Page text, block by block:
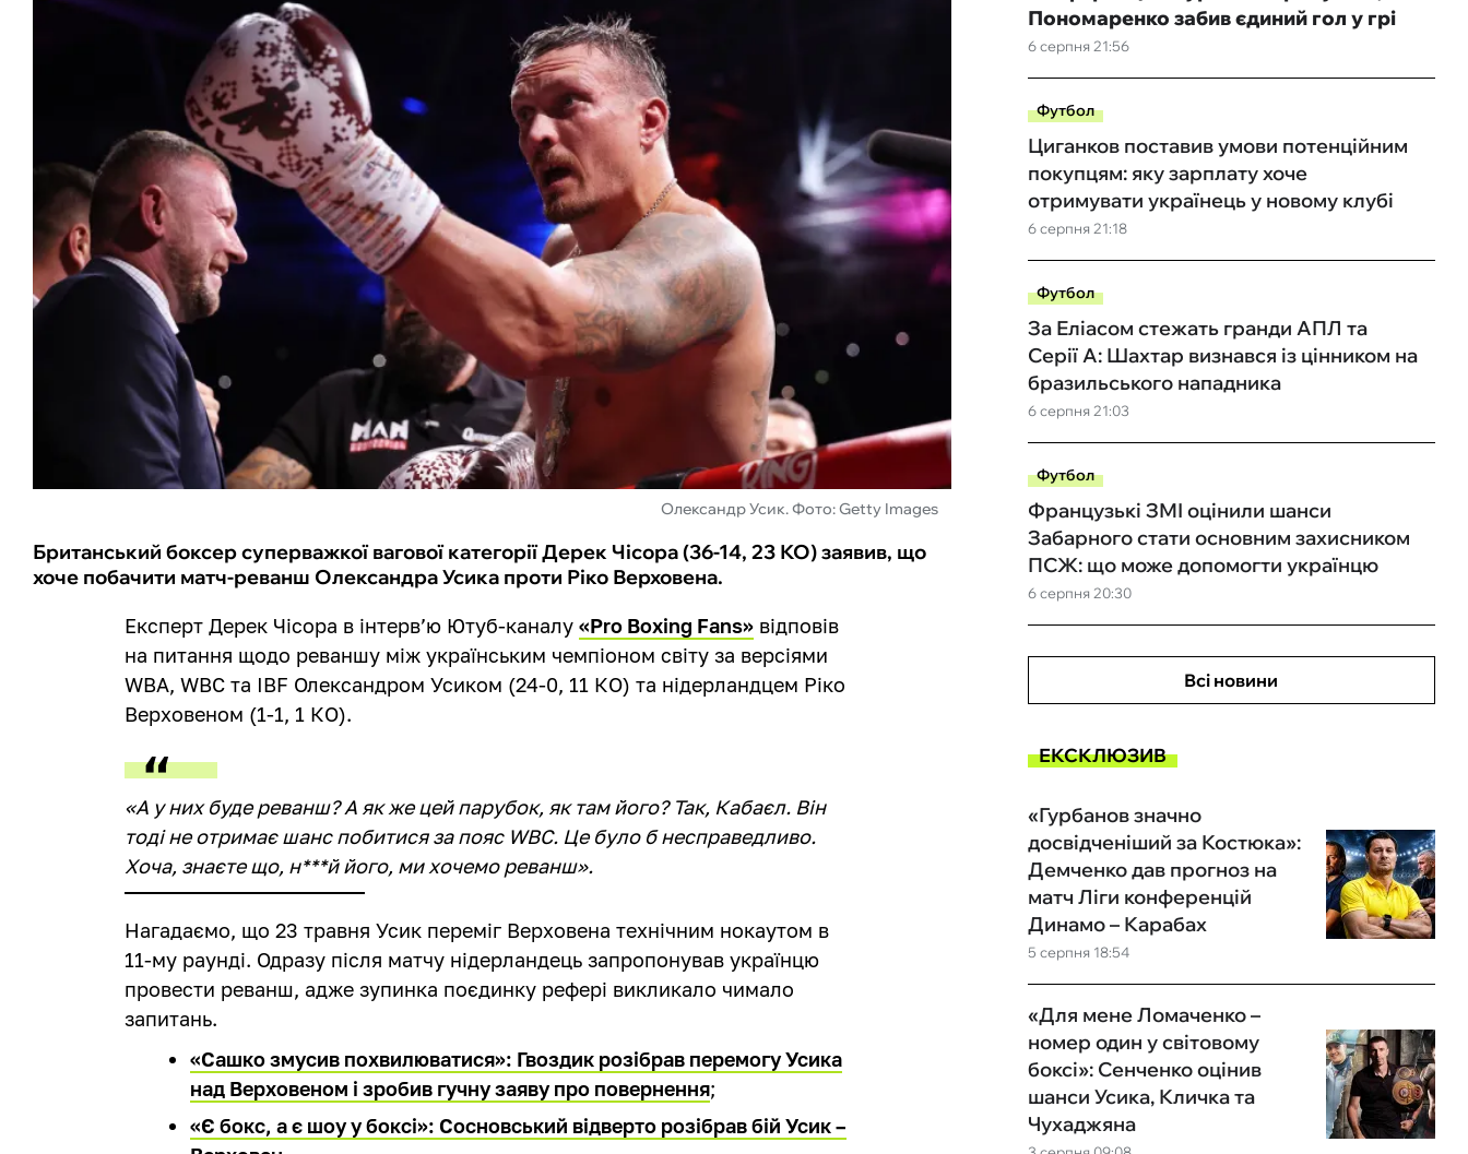
Олександр Усик. Фото: Getty Images
Британський боксер суперважкої вагової категорії Дерек Чісора (36-14, 23 КО) заявив, що
хоче побачити матч-реванш Олександра Усика проти Ріко Верховена.
Експерт Дерек Чісора в інтерв’ю Ютуб-каналу«Pro Boxing Fans» відповів
на питання щодо реваншу між українським чемпіоном світу за версіями
WBA, WBC та IBF Олександром Усиком (24-0, 11 КО) та нідерландцем Ріко
Верховеном (1-1, 1 КО).
«А у них буде реванш? А як же цей парубок, як там його? Так, Кабаєл. Він
тоді не отримає шанс побитися за пояс WBC. Це було б несправедливо.
Хоча, знаєте що, н***й його, ми хочемо реванш».
Нагадаємо, що 23 травня Усик переміг Верховена технічним нокаутом в
11-му раунді. Одразу після матчу нідерландець запропонував українцю
провести реванш, адже зупинка поєдинку рефері викликало чимало
запитань.
«Сашко змусив похвилюватися»: Гвоздик розібрав перемогу Усика
над Верховеном і зробив гучну заяву про повернення;
«Є бокс, а є шоу у боксі»: Сосновський відверто розібрав бій Усик –
6 серпня 21:56
Пономаренко забив єдиний гол у грі
Футбол
6 серпня 21:18
Циганков поставив умови потенційним
покупцям: яку зарплату хоче
отримувати українець у новому клубі
Футбол
6 серпня 21:03
За Еліасом стежать гранди АПЛ та
Серії А: Шахтар визнався із цінником на
бразильського нападника
Футбол
6 серпня 20:30
Французькі ЗМІ оцінили шанси
Забарного стати основним захисником
ПСЖ: що може допомогти українцю
Всі новини
ЕКСКЛЮЗИВ
5 серпня 18:54
«Гурбанов значно
досвідченіший за Костюка»:
Демченко дав прогноз на
матч Ліги конференцій
Динамо – Карабах
«Для мене Ломаченко –
номер один у світовому
боксі»: Сенченко оцінив
шанси Усика, Кличка та
Чухаджяна